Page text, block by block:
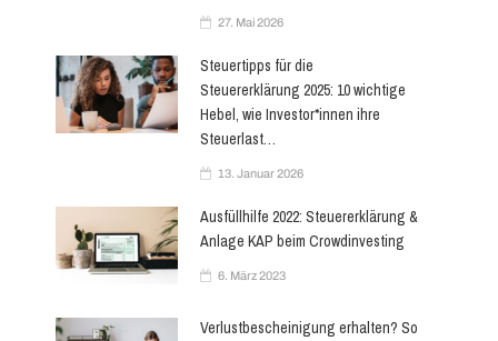
27. Mai 2026
Steuertipps für die
Steuererklärung 2025: 10 wichtige
Hebel, wie Investor*innen ihre
Steuerlast…
13. Januar 2026
Ausfüllhilfe 2022: Steuererklärung &
Anlage KAP beim Crowdinvesting
6. März 2023
Verlustbescheinigung erhalten? So